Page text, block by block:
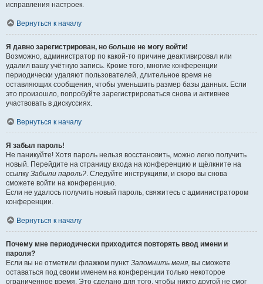
исправления настроек.
Вернуться к началу
Я давно зарегистрирован, но больше не могу войти!
Возможно, администратор по какой-то причине деактивировал или
удалил вашу учётную запись. Кроме того, многие конференции
периодически удаляют пользователей, длительное время не
оставляющих сообщения, чтобы уменьшить размер базы данных. Если
это произошло, попробуйте зарегистрироваться снова и активнее
участвовать в дискуссиях.
Вернуться к началу
Я забыл пароль!
Не паникуйте! Хотя пароль нельзя восстановить, можно легко получить
новый. Перейдите на страницу входа на конференцию и щёлкните на
ссылку Забыли пароль?. Следуйте инструкциям, и скоро вы снова
сможете войти на конференцию.
Если не удалось получить новый пароль, свяжитесь с администратором
конференции.
Вернуться к началу
Почему мне периодически приходится повторять ввод имени и
пароля?
Если вы не отметили флажком пункт Запомнить меня, вы сможете
оставаться под своим именем на конференции только некоторое
ограниченное время. Это сделано для того, чтобы никто другой не смог